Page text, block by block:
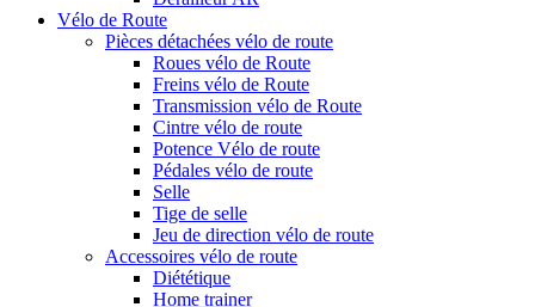
Vélo de Route
Pièces détachées vélo de route
Roues vélo de Route
Freins vélo de Route
Transmission vélo de Route
Cintre vélo de route
Potence Vélo de route
Pédales vélo de route
Selle
Tige de selle
Jeu de direction vélo de route
Accessoires vélo de route
Diététique
Home trainer